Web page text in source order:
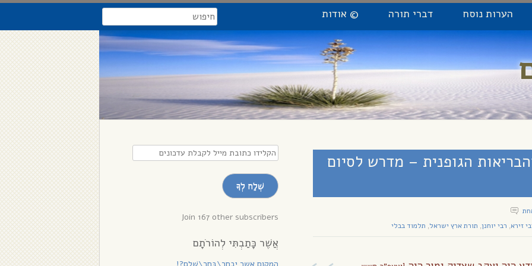
הערות נוסח דברי תורה © אודות search
הגופנית – מדרש לסיום
זירא, רבי יוחנן, תורת ארץ ישראל, תלמוד בבלי
הקלידו
כתובת
מייל
לקבלת
עדכונים
שְׁלַח לְךָ
Join 167 other subscribers
אֲשֶׁר כָּתַבְתִּי לְהוֹרֹתָם